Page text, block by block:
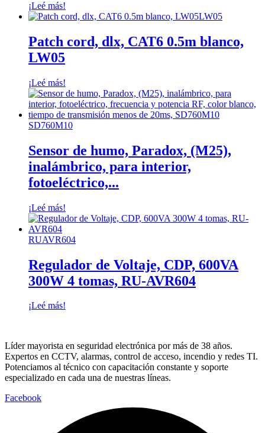
¡Leé más!
LW05
Patch cord, dlx, CAT6 0.5m blanco,
LW05
¡Leé más!
SD760M10
Sensor de humo, Paradox, (M25),
inalámbrico, para interior,
fotoeléctrico,...
¡Leé más!
RUAVR604
Regulador de Voltaje, CDP, 600VA
300W 4 tomas, RU-AVR604
¡Leé más!
Líder mayorista en seguridad electrónica por más de 38 años.
Expertos en CCTV, alarmas, control de acceso, incendio y redes TI.
Potenciamos al técnico con capacitación constante y soporte
especializado en cada una de nuestras líneas.
Facebook